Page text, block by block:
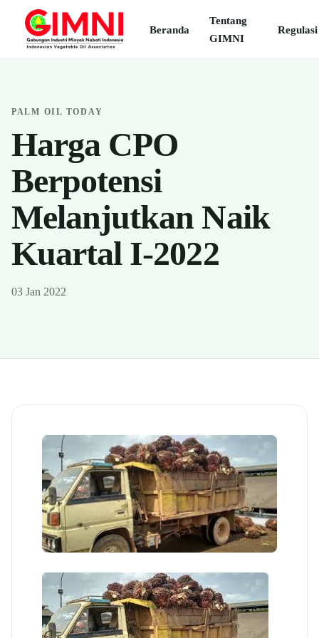
Beranda
Tentang
GIMNI
Regulasi
PALM OIL TODAY
Harga CPO
Berpotensi
Melanjutkan Naik
Kuartal I-2022
03 Jan 2022